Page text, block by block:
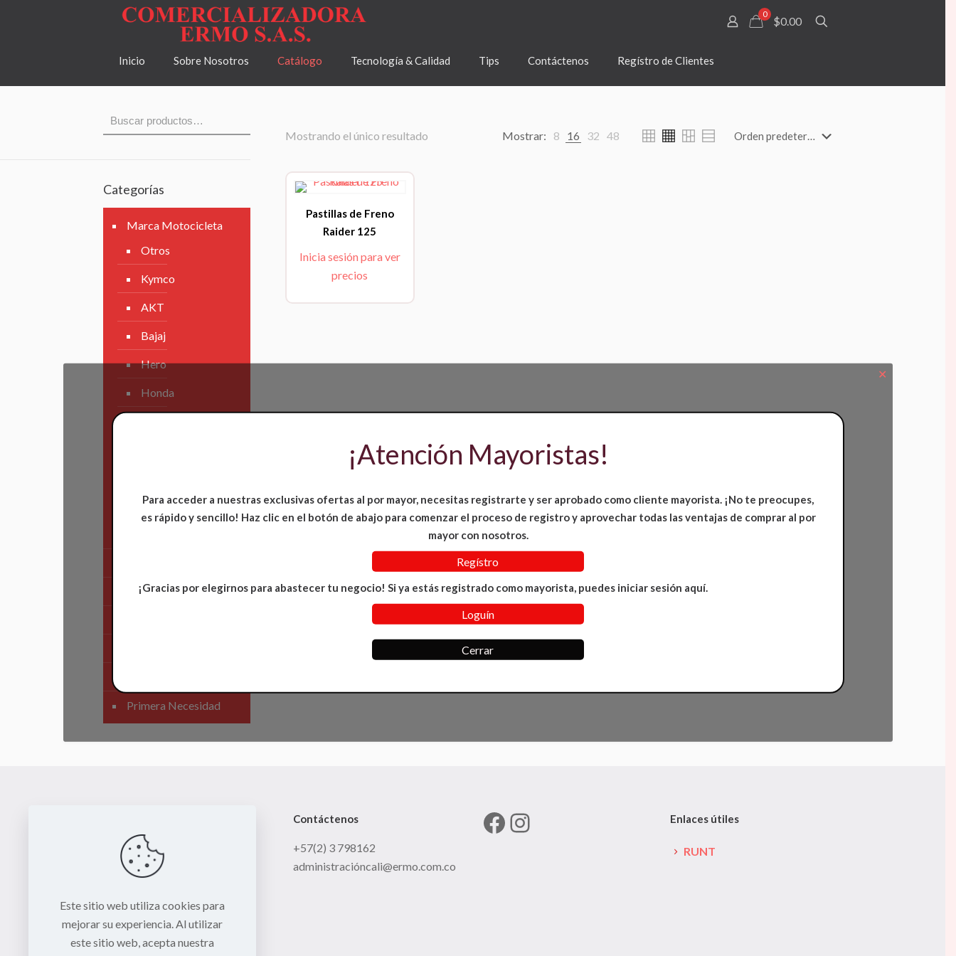
0
$0.00
Inicio Sobre Nosotros Catálogo Tecnología & Calidad Tips Contáctenos Regístro de Clientes
Mostrando el único resultado Mostrar: 8 16 32 48
Pastillas de Freno
Raider 125
Inicia sesión para ver
precios
Categorías
Marca Motocicleta
Otros
Kymco
AKT
Bajaj
Hero
Honda
TVS
Partes de Motor
Primera Necesidad
Contáctenos
+57(2) 3 798162
administracióncali@ermo.com.co
Facebook
Instagram Enlaces útiles
RUNT
✕
¡Atención Mayoristas!
Para acceder a nuestras exclusivas ofertas al por mayor, necesitas registrarte y ser aprobado como cliente mayorista. ¡No te preocupes,
es rápido y sencillo! Haz clic en el botón de abajo para comenzar el proceso de registro y aprovechar todas las ventajas de comprar al por
mayor con nosotros.
Regístro
¡Gracias por elegirnos para abastecer tu negocio! Si ya estás registrado como mayorista, puedes iniciar sesión aquí.
Loguín
Cerrar
Este sitio web utiliza cookies para
mejorar su experiencia. Al utilizar
este sitio web, acepta nuestra